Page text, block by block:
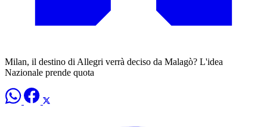
Milan, il destino di Allegri verrà deciso da Malagò? L'idea
Nazionale prende quota